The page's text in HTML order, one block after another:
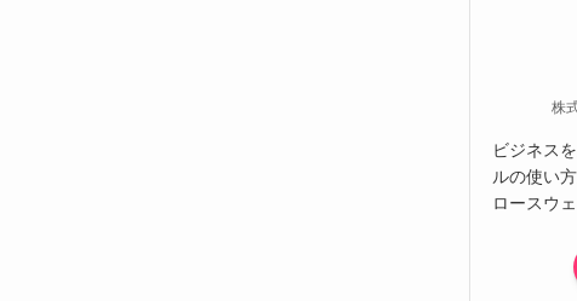
株
ビジネス
ルの使い
ロースウ